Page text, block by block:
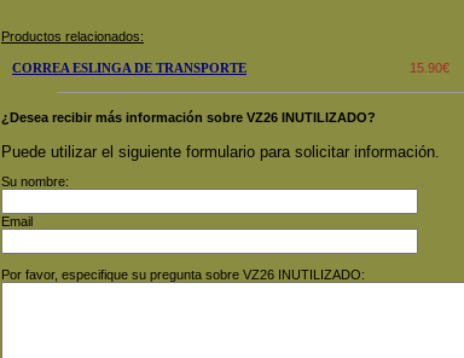
Productos relacionados:
CORREA ESLINGA DE TRANSPORTE 15.90€
¿Desea recibir más información sobre VZ26 INUTILIZADO?
Puede utilizar el siguiente formulario para solicitar información.
Su nombre:
Email
Por favor, especifique su pregunta sobre VZ26 INUTILIZADO: